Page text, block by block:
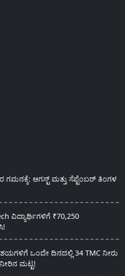
ಗಮನಕ್ಕೆ: ಆಗಸ್ಟ್ ಮತ್ತು ಸೆಪ್ಟೆಂಬರ್ ತಿಂಗಳ
ವಿದ್ಯಾರ್ಥಿಗಳಿಗೆ ₹70,250
ಒಂದೇ ದಿನದಲ್ಲಿ 34 TMC ನೀರು
ಮಟ್ಟ!